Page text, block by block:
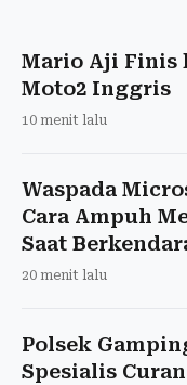
Mario Aji Finis
Moto2 Inggris
10 menit lalu
Waspada
Cara Ampuh
Saat
20 menit lalu
Polsek
Spesialis